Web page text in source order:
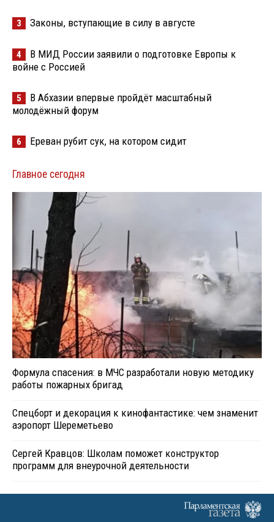
3 Законы, вступающие в силу в августе
4
В МИД России заявили о подготовке Европы к
войне с Россией
5
В Абхазии впервые пройдёт масштабный
молодёжный форум
6 Ереван рубит сук, на котором сидит
Главное сегодня
Формула спасения: в МЧС разработали новую методику
работы пожарных бригад
Спецборт и декорация к кинофантастике: чем знаменит
аэропорт Шереметьево
Сергей Кравцов: Школам поможет конструктор
программ для внеурочной деятельности